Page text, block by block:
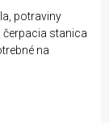
potraviny
čerpacia stanica
na